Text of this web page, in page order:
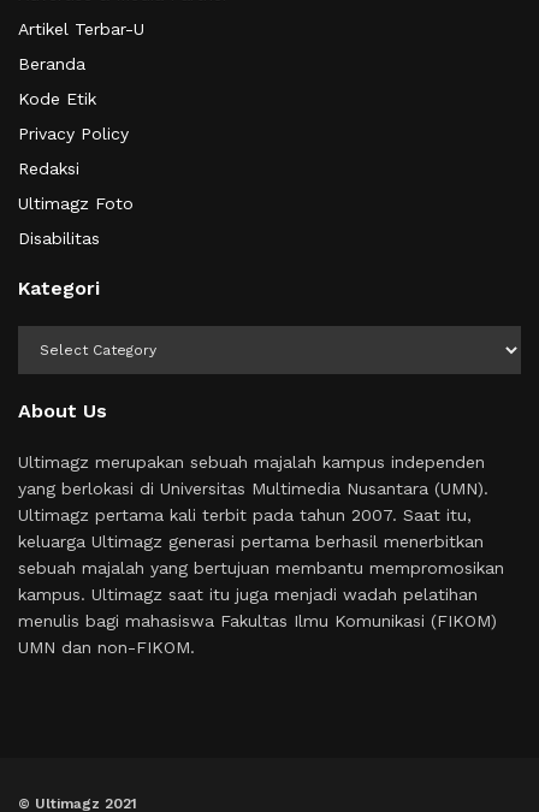
Artikel Terbar-U
Beranda
Kode Etik
Privacy Policy
Redaksi
Ultimagz Foto
Disabilitas
Kategori
About Us
Ultimagz merupakan sebuah majalah kampus independen
yang berlokasi di Universitas Multimedia Nusantara (UMN).
Ultimagz pertama kali terbit pada tahun 2007. Saat itu,
keluarga Ultimagz generasi pertama berhasil menerbitkan
sebuah majalah yang bertujuan membantu mempromosikan
kampus. Ultimagz saat itu juga menjadi wadah pelatihan
menulis bagi mahasiswa Fakultas Ilmu Komunikasi (FIKOM)
UMN dan non-FIKOM.
© Ultimagz 2021